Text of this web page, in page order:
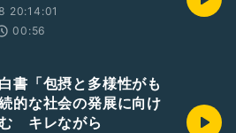
20:14:01
00:56
書「包摂と多様性がも
的な社会の発展に向け
キレながら